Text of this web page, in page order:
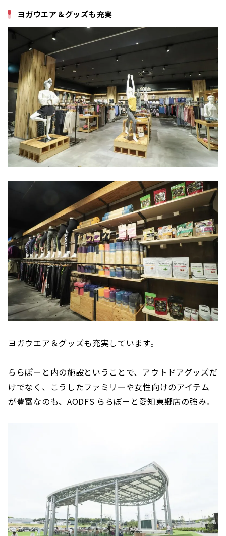
ヨガウエア＆グッズも充実
ヨガウエア＆グッズも充実しています。
ららぽーと内の施設ということで、アウトドアグッズだ
けでなく、こうしたファミリーや女性向けのアイテム
が豊富なのも、AODFS ららぽーと愛知東郷店の強み。